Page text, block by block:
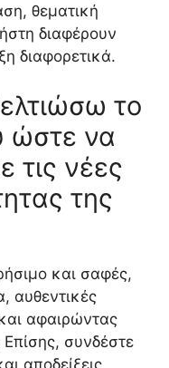
θεματική
διαφέρουν
διαφορετικά.
το
ώστε να
τις νέες
της
και σαφές,
αυθεντικές
αφαιρώντας
συνδέστε